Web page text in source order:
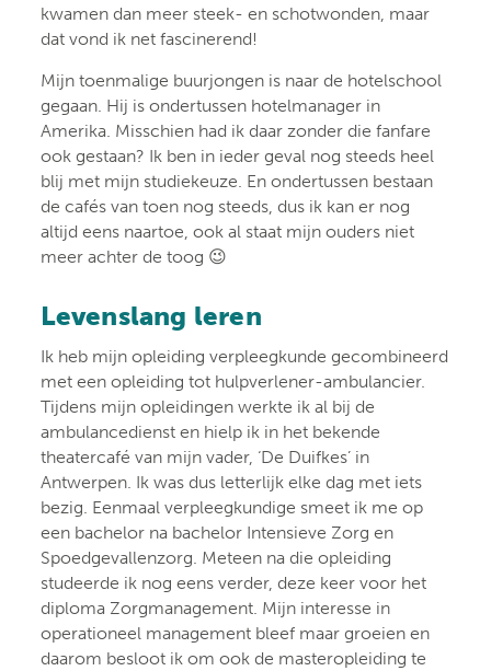
kwamen dan meer steek- en schotwonden, maar
dat vond ik net fascinerend!
Mijn toenmalige buurjongen is naar de hotelschool
gegaan. Hij is ondertussen hotelmanager in
Amerika. Misschien had ik daar zonder die fanfare
ook gestaan? Ik ben in ieder geval nog steeds heel
blij met mijn studiekeuze. En ondertussen bestaan
de cafés van toen nog steeds, dus ik kan er nog
altijd eens naartoe, ook al staat mijn ouders niet
meer achter de toog 😉
Levenslang leren
Ik heb mijn opleiding verpleegkunde gecombineerd
met een opleiding tot hulpverlener-ambulancier.
Tijdens mijn opleidingen werkte ik al bij de
ambulancedienst en hielp ik in het bekende
theatercafé van mijn vader, ‘De Duifkes’ in
Antwerpen. Ik was dus letterlijk elke dag met iets
bezig. Eenmaal verpleegkundige smeet ik me op
een bachelor na bachelor Intensieve Zorg en
Spoedgevallenzorg. Meteen na die opleiding
studeerde ik nog eens verder, deze keer voor het
diploma Zorgmanagement. Mijn interesse in
operationeel management bleef maar groeien en
daarom besloot ik om ook de masteropleiding te